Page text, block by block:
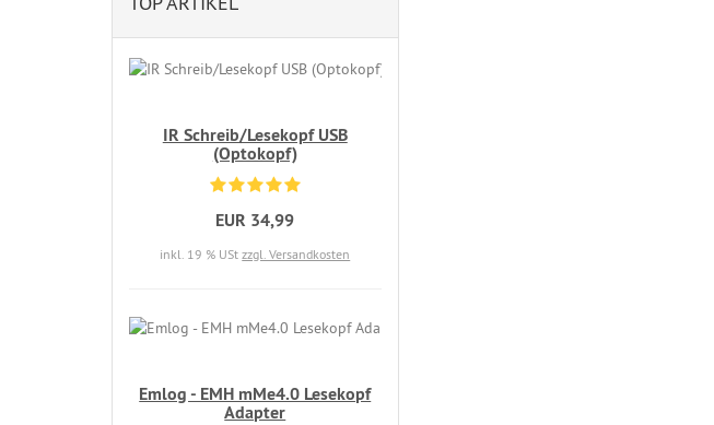
IR Schreib/Lesekopf USB
(Optokopf)
EUR 34,99
inkl. 19 % UStzzgl. Versandkosten
Emlog - EMH mMe4.0 Lesekopf
Adapter